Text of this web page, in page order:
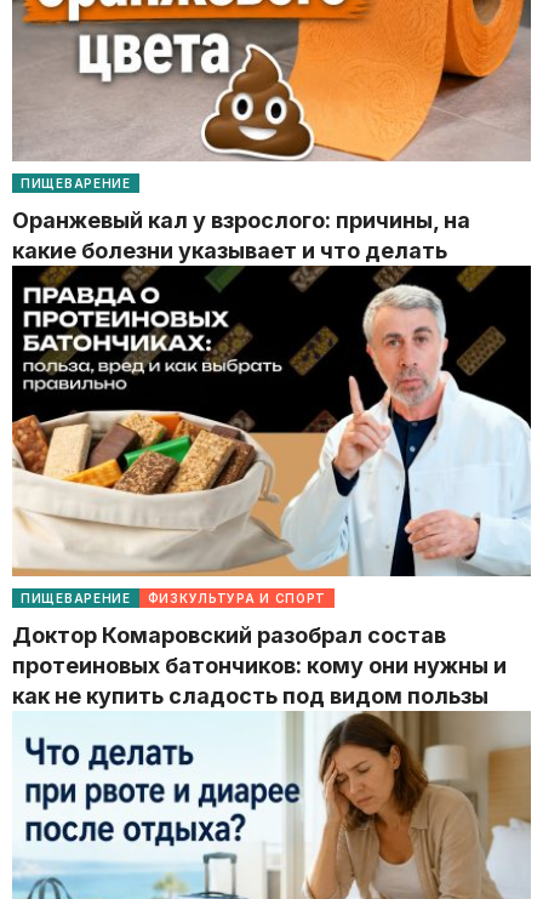
ПИЩЕВАРЕНИЕ
Оранжевый кал у взрослого: причины, на
какие болезни указывает и что делать
ПИЩЕВАРЕНИЕ ФИЗКУЛЬТУРА И СПОРТ
Доктор Комаровский разобрал состав
протеиновых батончиков: кому они нужны и
как не купить сладость под видом пользы